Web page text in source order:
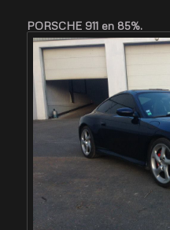
PORSCHE 911 en 85%.